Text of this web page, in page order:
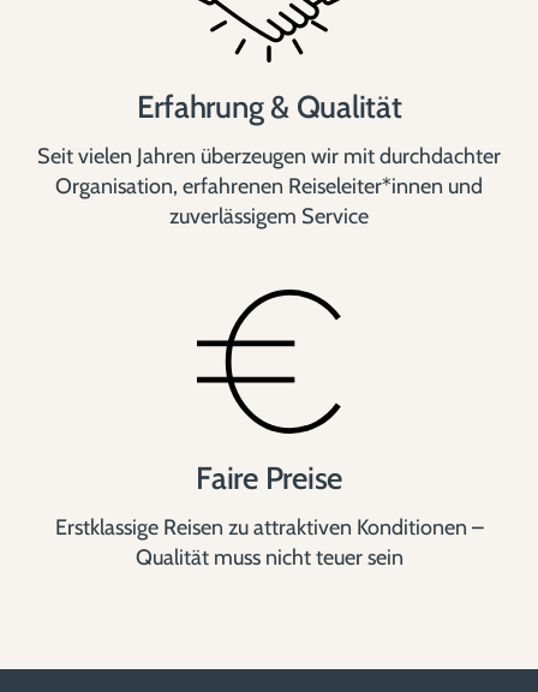
Erfahrung & Qualität
Seit vielen Jahren überzeugen wir mit durchdachter
Organisation, erfahrenen Reiseleiter*innen und
zuverlässigem Service
Faire Preise
Erstklassige Reisen zu attraktiven Konditionen –
Qualität muss nicht teuer sein